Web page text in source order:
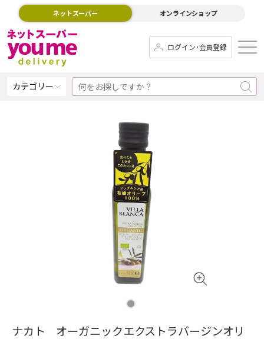
ネットスーパー オンラインショップ
ログイン･会員登録
カテゴリー
ナカト オーガニックエクストラバージンオリ